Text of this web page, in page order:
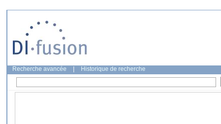
Recherche avancée Historique de recherche